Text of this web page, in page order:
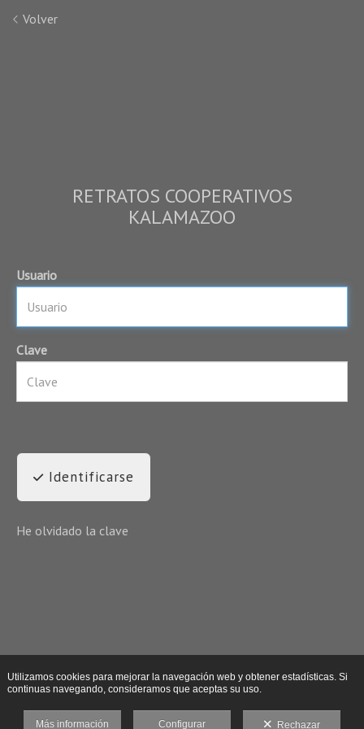
Volver
RETRATOS COOPERATIVOS
KALAMAZOO
Usuario
Clave
Identificarse
He olvidado la clave
Utilizamos cookies para mejorar la navegación web y obtener estadísticas. Si
continuas navegando, consideramos que aceptas su uso.
Más información Configurar Rechazar